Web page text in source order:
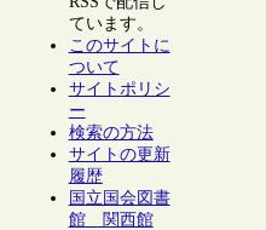
ています。
このサイトに
ついて
サイトポリシ
ー
検索の方法
サイトの更新
履歴
国立国会図書
館 関西館